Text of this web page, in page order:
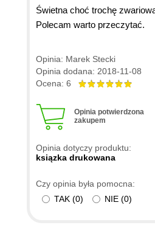
Świetna choć trochę
Polecam warto przeczytać.
Opinia: Marek Stecki
Opinia dodana: 2018-11-08
Ocena: 6
Opinia potwierdzona
zakupem
Opinia dotyczy produktu:
ksiązka drukowana
Czy opinia była pomocna:
TAK (0) NIE (0)